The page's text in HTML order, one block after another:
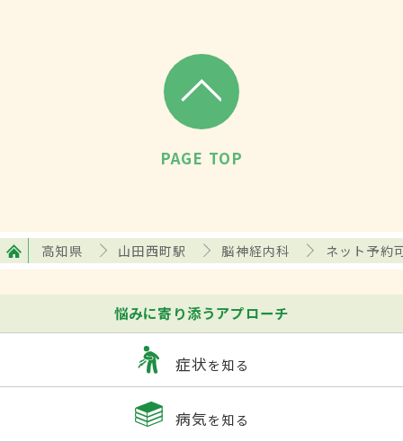
PAGE TOP
高知県 山田西町駅 脳神経内科 ネット予約
悩みに寄り添うアプローチ
症状を知る
病気を知る